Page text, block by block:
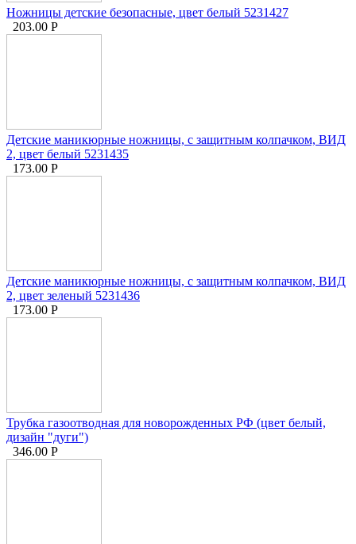
Ножницы детские безопасные, цвет белый 5231427
203.00 Р
Детские маникюрные ножницы, с защитным колпачком, ВИД
2, цвет белый 5231435
173.00 Р
Детские маникюрные ножницы, с защитным колпачком, ВИД
2, цвет зеленый 5231436
173.00 Р
Трубка газоотводная для новорожденных РФ (цвет белый,
дизайн "дуги")
346.00 Р